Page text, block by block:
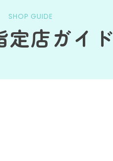
SHOP GUIDE
定店ガイド